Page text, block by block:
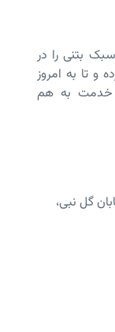
بتنی را در
و تا به امروز
خدمت به هم
گل نبی،